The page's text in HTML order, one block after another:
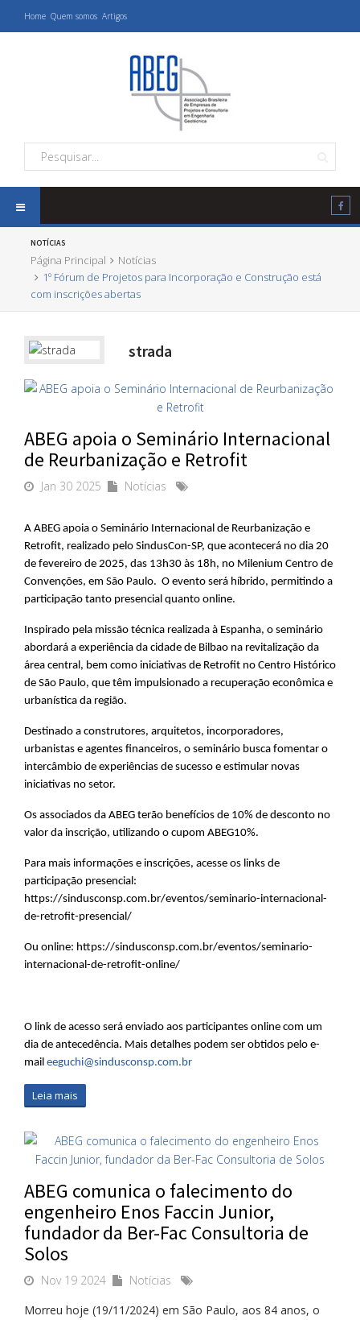
Home Quem somos Artigos
NOTÍCIAS
Página Principal
Notícias
1º Fórum de Projetos para Incorporação e Construção está
com inscrições abertas
strada
ABEG apoia o Seminário Internacional
de Reurbanização e Retrofit
Jan 30 2025 Notícias
A ABEG apoia o Seminário Internacional de Reurbanização e
Retrofit, realizado pelo SindusCon-SP, que acontecerá no dia 20
de fevereiro de 2025, das 13h30 às 18h, no Milenium Centro de
Convenções, em São Paulo.  O evento será híbrido, permitindo a
participação tanto presencial quanto online.
Inspirado pela missão técnica realizada à Espanha, o seminário
abordará a experiência da cidade de Bilbao na revitalização da
área central, bem como iniciativas de Retrofit no Centro Histórico
de São Paulo, que têm impulsionado a recuperação econômica e
urbanística da região.
Destinado a construtores, arquitetos, incorporadores,
urbanistas e agentes financeiros, o seminário busca fomentar o
intercâmbio de experiências de sucesso e estimular novas
iniciativas no setor.
Os associados da ABEG terão benefícios de 10% de desconto no
valor da inscrição, utilizando o cupom ABEG10%.
Para mais informações e inscrições, acesse os links de
https://sindusconsp.com.br/eventos/seminario-internacional-
de-retrofit-presencial/
Ou online: https://sindusconsp.com.br/eventos/seminario-
internacional-de-retrofit-online/
O link de acesso será enviado aos participantes online com um
dia de antecedência. Mais detalhes podem ser obtidos pelo e-
mail eeguchi@sindusconsp.com.br
Leia mais
ABEG comunica o falecimento do
engenheiro Enos Faccin Junior,
fundador da Ber-Fac Consultoria de
Solos
Nov 19 2024
Notícias
Morreu hoje (19/11/2024) em São Paulo, aos 84 anos, o